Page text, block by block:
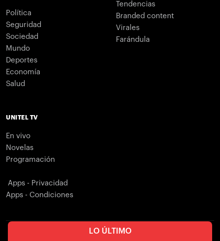
LO ÚLTIMO
Política
Seguridad
Sociedad
Mundo
Deportes
Economía
Salud
Tendencias
Branded content
Virales
Farándula
UNITEL TV
En vivo
Novelas
Programación
Apps - Privacidad
Apps - Condiciones